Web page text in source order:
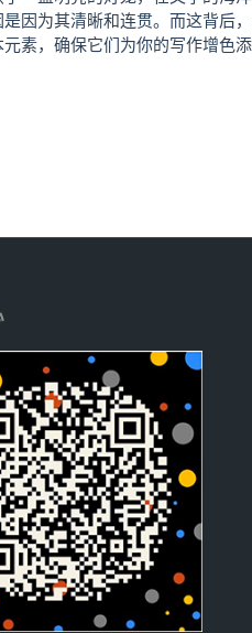
因为其清晰和连贯。而这背后
素，确保它们为你的写作增色添